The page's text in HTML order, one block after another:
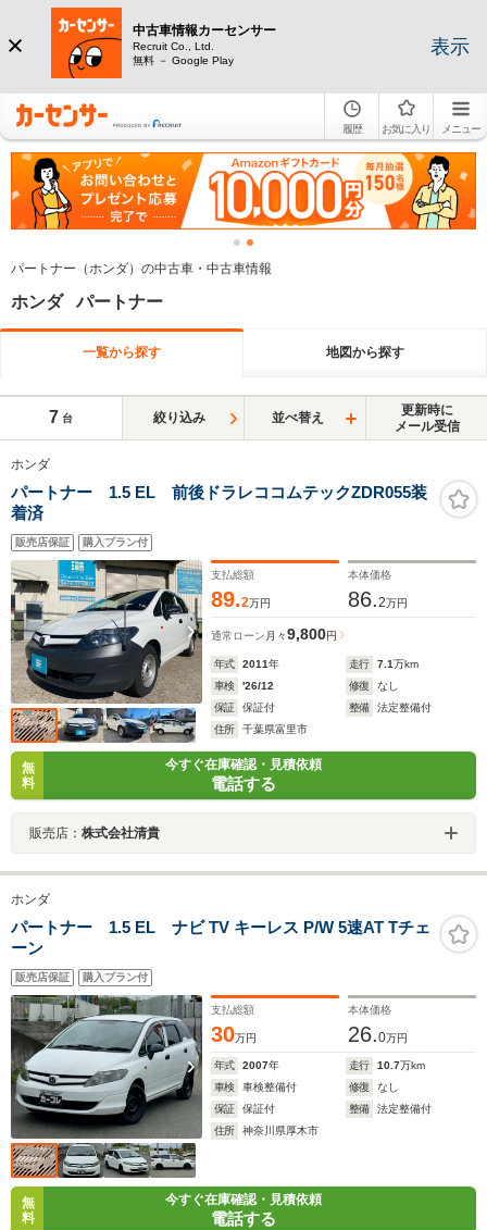
中古車情報カーセンサー
Recruit Co., Ltd.
無料 － Google Play
表示
履歴 お気に入り メニュー
パートナー（ホンダ）の中古車・中古車情報
ホンダ パートナー
一覧から探す 地図から探す
7 台 絞り込み 並べ替え
更新時に
メール受信
ホンダ
パートナー 1.5 EL 前後ドラレココムテックZDR055装
着済
販売店保証 購入プラン付
支払総額
89.2万円
本体価格
86.2万円
通常ローン 月々9,800円
年式 2011年 走行 7.1万km
車検
'26/12 修復
なし
保証
保証付 整備
法定整備付
住所
千葉県富里市
無
料
今すぐ在庫確認・見積依頼
電話する
販売店： 株式会社清貴
ホンダ
パートナー 1.5 EL ナビ TV キーレス P/W 5速AT Tチェ
ーン
販売店保証 購入プラン付
支払総額
30万円
本体価格
26.0万円
年式 2007年 走行 10.7万km
車検
車検整備付 修復
なし
保証
保証付 整備
法定整備付
住所
神奈川県厚木市
無
料
今すぐ在庫確認・見積依頼
電話する